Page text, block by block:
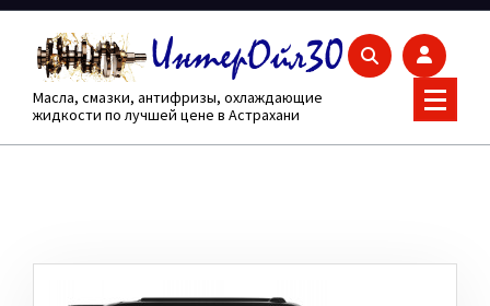
Масла, смазки, антифризы, охлаждающие
жидкости по лучшей цене в Астрахани